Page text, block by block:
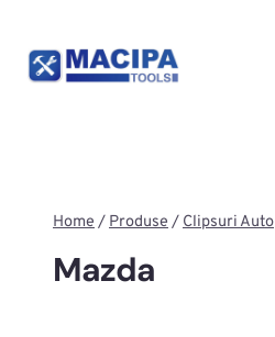
content
Home / Produse / Clipsuri Auto
Mazda